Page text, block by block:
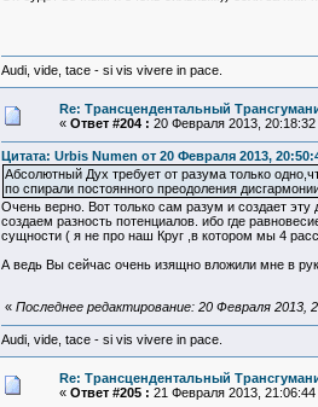
Audi, vide, tace - si vis vivere in pace.
Re: Трансцендентальный
« Ответ #204 : 20 Февраля 2013, 20:18:32
Цитата: Urbis Numen от 20 Февраля 2013,
Абсолютный Дух требует от разума только
по спирали постоянного преодоления
Очень верно. Вот только сам разум и создает
создаем разность потенциалов. ибо где
сущности ( я не про наш Круг ,в котором мы 4
А ведь Вы сейчас очень изящно вложили мне в
« Последнее редактирование: 20 Февраля 2013,
Audi, vide, tace - si vis vivere in pace.
Re: Трансцендентальный
« Ответ #205 : 21 Февраля 2013, 21:06:44